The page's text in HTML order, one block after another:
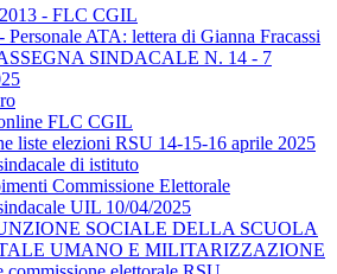
- FLC CGIL
ATA: lettera di Gianna Fracassi
SINDACALE N. 14 - 7
FLC CGIL
liste elezioni RSU 14-15-16 aprile 2025
di istituto
Commissione Elettorale
UIL 10/04/2025
SOCIALE DELLA SCUOLA
UMANO E MILITARIZZAZIONE